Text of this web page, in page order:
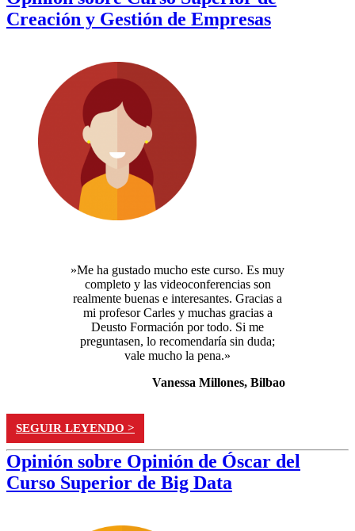
Creación y Gestión de Empresas
»Me ha gustado mucho este curso. Es muy
completo y las videoconferencias son
realmente buenas e interesantes. Gracias a
mi profesor Carles y muchas gracias a
Deusto Formación por todo. Si me
preguntasen, lo recomendaría sin duda;
vale mucho la pena.»
Vanessa Millones, Bilbao
SEGUIR LEYENDO >
Opinión sobre Opinión de Óscar del
Curso Superior de Big Data